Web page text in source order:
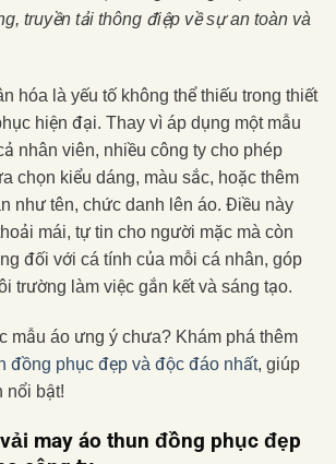
truyền tải thông điệp về sự an toàn và
hóa là yếu tố không thể thiếu trong thiết
hiện đại. Thay vì áp dụng một mẫu
nhân viên, nhiều công ty cho phép
chọn kiểu dáng, màu sắc, hoặc thêm
như tên, chức danh lên áo. Điều này
mái, tự tin cho người mặc mà còn
đối với cá tính của mỗi cá nhân, góp
trường làm việc gắn kết và sáng tạo.
mẫu áo ưng ý chưa? Khám phá thêm
đồng phục đẹp và độc đáo nhất, giúp
nổi bật!
may áo thun đồng phục đẹp